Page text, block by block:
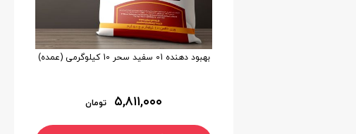
بهبود دهنده 01 سفید سحر 10 کیلوگرمی (عمده)
۵,۸۱۱,۰۰۰ تومان